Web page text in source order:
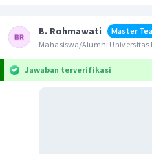
B. Rohmawati
Master
Mahasiswa/Alumni Universitas
Jawaban terverifikasi